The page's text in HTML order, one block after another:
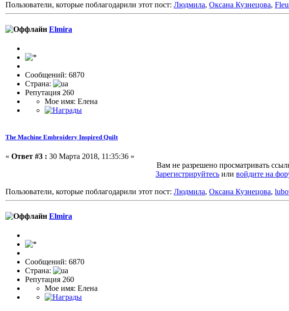
Пользователи, которые поблагодарили этот пост: Людмила, Оксана Кузнецова,
Elmira
Сообщений: 6870
Страна:
Репутация 260
Мое имя: Елена
The Machine Embroidery Inspired Quilt
« Ответ #3 : 30 Марта 2018, 11:35:36 »
Вам не разрешено просматривать
Зарегистрируйтесь или войдите на
Пользователи, которые поблагодарили этот пост: Людмила, Оксана Кузнецова,
Elmira
Сообщений: 6870
Страна:
Репутация 260
Мое имя: Елена